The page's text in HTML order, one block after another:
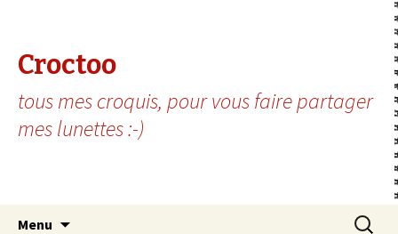
Croctoo
tous mes croquis, pour vous faire partager
mes lunettes :-)
Menu